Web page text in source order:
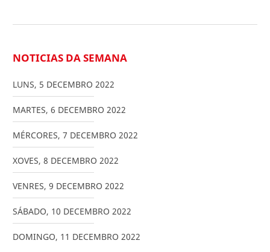
NOTICIAS DA SEMANA
LUNS, 5 DECEMBRO 2022
MARTES, 6 DECEMBRO 2022
MÉRCORES, 7 DECEMBRO 2022
XOVES, 8 DECEMBRO 2022
VENRES, 9 DECEMBRO 2022
SÁBADO, 10 DECEMBRO 2022
DOMINGO, 11 DECEMBRO 2022